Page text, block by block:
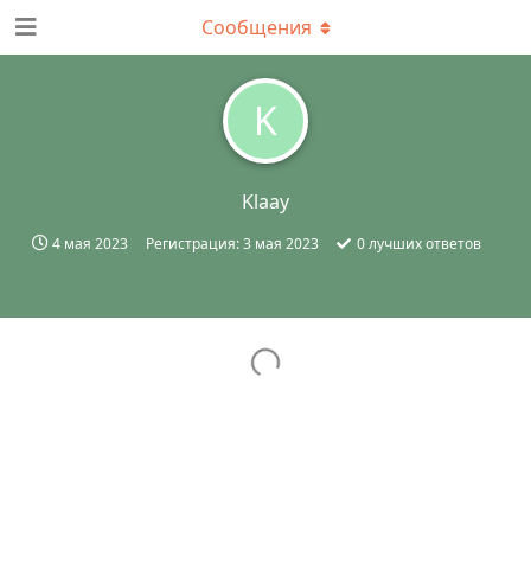
K
Klaay
4 мая 2023 Регистрация:3 мая 2023 0лучших ответов
Сообщения